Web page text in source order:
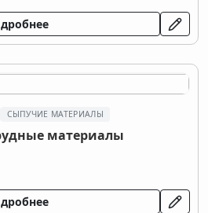
СЫПУЧИЕ МАТЕРИАЛЫ
материалы